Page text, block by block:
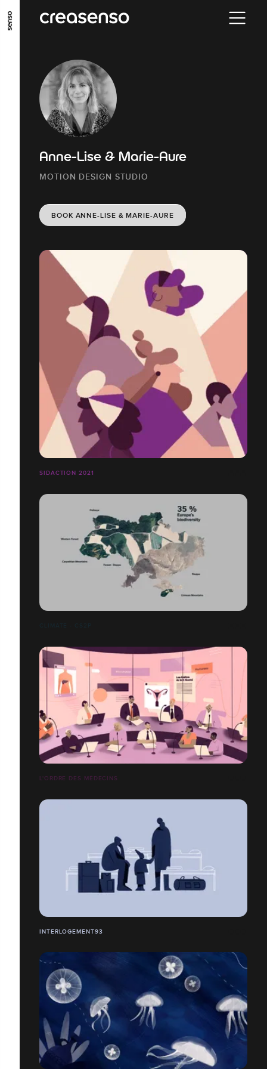
GO TO MAIN CONTENT GO TO MAIN MENU
Anne-Lise & Marie-Aure
MOTION DESIGN STUDIO
BOOK ANNE-LISE & MARIE-AURE
SIDACTION 2021
L'ORDRE DES MÉDECINS
INTERLOGEMENT93